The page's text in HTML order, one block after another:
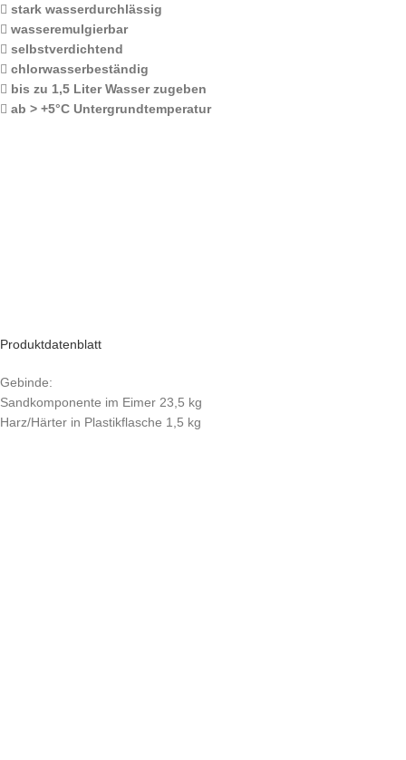
stark wasserdurchlässig
wasseremulgierbar
selbstverdichtend
chlorwasserbeständig
bis zu 1,5 Liter Wasser zugeben
ab > +5°C Untergrundtemperatur
Produktdatenblatt
Gebinde:
Sandkomponente im Eimer 23,5 kg
Harz/Härter in Plastikflasche 1,5 kg